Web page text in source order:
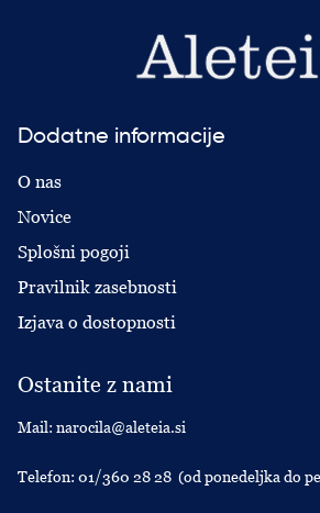
Dodatne informacije
O nas
Novice
Splošni pogoji
Pravilnik zasebnosti
Izjava o dostopnosti
Ostanite z nami
Mail: narocila@aleteia.si
Telefon: 01/360 28 28 (od ponedeljka do